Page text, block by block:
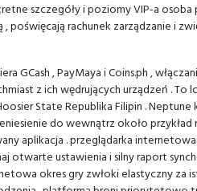
szczegóły i poziomy VIP-a
rachunek zarządzanie i
, PayMaya i Coins.ph ,
z ich wędrujących urządzeń .
State Republika Filipin .
do wewnątrz około
aplikacja . przeglądarka
ustawienia i silny raport
okres gry zwłoki elastyczny za